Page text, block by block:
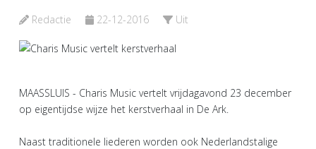
Redactie 22-12-2016 Uit
MAASSLUIS - Charis Music vertelt vrijdagavond 23 december
op eigentijdse wijze het kerstverhaal in De Ark.
Naast traditionele liederen worden ook Nederlandstalige